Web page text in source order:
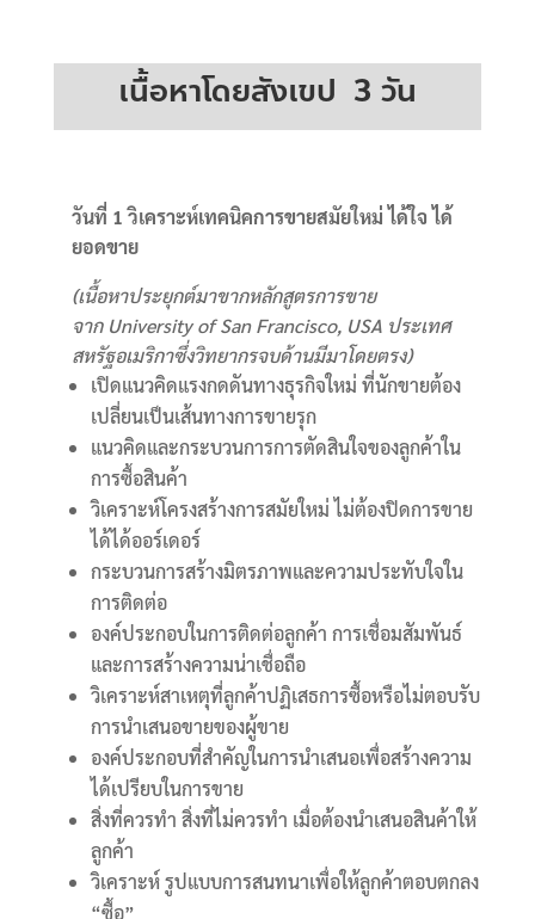
เนื้อหาโดยสังเขป 3 วัน
วันที่ 1 วิเคราะห์เทคนิคการขายสมัยใหม่ ได้ใจ ได้
ยอดขาย
(เนื้อหาประยุกต์มาขากหลักสูตรการขาย
จากUniversity of San Francisco, USA ประเทศ
สหรัฐอเมริกาซึ่งวิทยากรจบด้านมีมาโดยตรง)
เปิดแนวคิดแรงกดดันทางธุรกิจใหม่ ที่นักขายต้อง
เปลี่ยนเป็นเส้นทางการขายรุก
แนวคิดและกระบวนการการตัดสินใจของลูกค้าใน
การซื้อสินค้า
วิเคราะห์โครงสร้างการสมัยใหม่ ไม่ต้องปิดการขาย
ได้ได้ออร์เดอร์
กระบวนการสร้างมิตรภาพและความประทับใจใน
การติดต่อ
องค์ประกอบในการติดต่อลูกค้า การเชื่อมสัมพันธ์
และการสร้างความน่าเชื่อถือ
วิเคราะห์สาเหตุที่ลูกค้าปฏิเสธการซื้อหรือไม่ตอบรับ
การนำเสนอขายของผู้ขาย
องค์ประกอบที่สำคัญในการนำเสนอเพื่อสร้างความ
ได้เปรียบในการขาย
สิ่งที่ควรทำ สิ่งที่ไม่ควรทำ เมื่อต้องนำเสนอสินค้าให้
ลูกค้า
วิเคราะห์ รูปแบบการสนทนาเพื่อให้ลูกค้าตอบตกลง
“ซื้อ”